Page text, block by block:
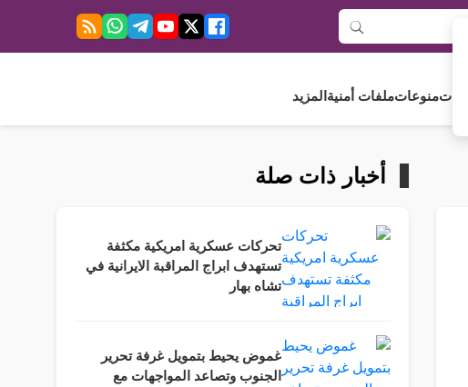
منوعاتملفات أمنية المزيد
أخبار ذات صلة
تحركات عسكرية امريكية مكثفة
تستهدف ابراج المراقبة الايرانية في
تشاه بهار
غموض يحيط بتمويل غرفة تحرير
الجنوب وتصاعد المواجهات مع